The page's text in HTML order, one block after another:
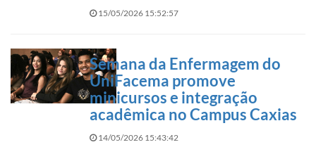
15/05/2026 15:52:57
Semana da Enfermagem do
UniFacema promove
minicursos e integração
acadêmica no Campus Caxias
14/05/2026 15:43:42